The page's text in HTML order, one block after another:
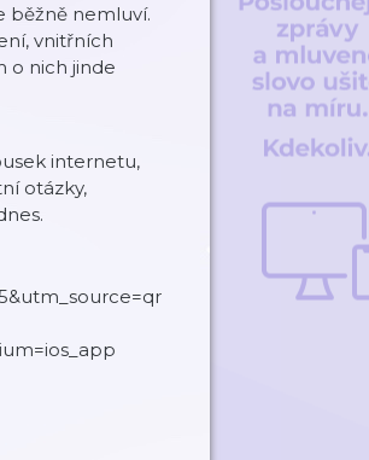
běžně nemluví.
vnitřních
o nich jinde
internetu,
otázky,